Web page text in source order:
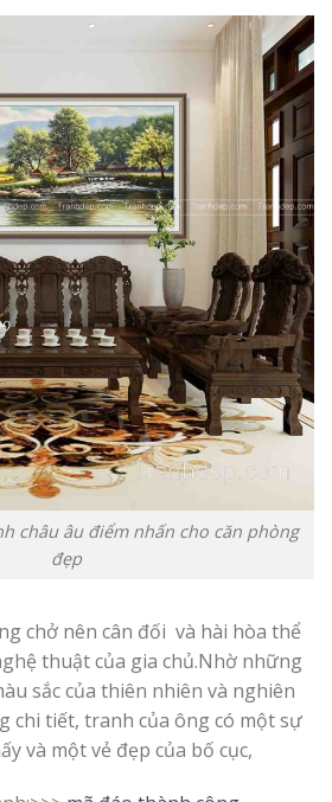
châu âu điểm nhấn cho căn phòng
đẹp
chở nên cân đối và hài hòa thể
thuật của gia chủ.Nhờ những
sắc của thiên nhiên và nghiên
chi tiết, tranh của ông có một sự
và một vẻ đẹp của bố cục,